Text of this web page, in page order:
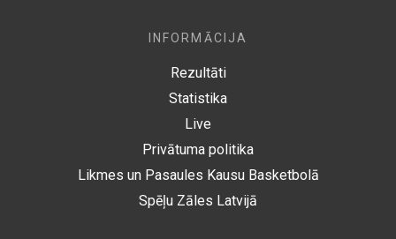
INFORMĀCIJA
Rezultāti
Statistika
Live
Privātuma politika
Likmes un Pasaules Kausu Basketbolā
Spēļu Zāles Latvijā